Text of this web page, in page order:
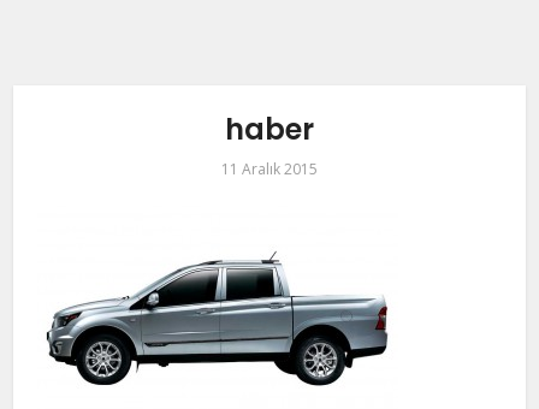
haber
11 Aralık 2015